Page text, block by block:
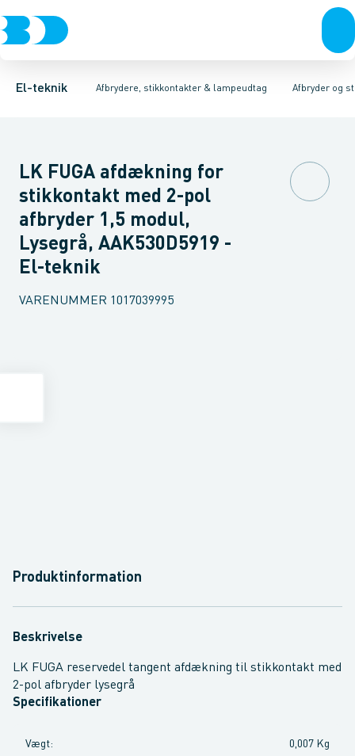
El-teknik Afbrydere, stikkontakter & lampeudtag
Afbrydere, stikkontakter & lampeudtagForgreningsmateriel
Afbryder og
Afbryder og stikdåsemateriel
Afbryder og stikkontakt kombinationInstallationsafbryder
LK FUGA afdækning for
stikkontakt med 2-pol
afbryder 1,5 modul,
Lysegrå, AAK530D5919 -
El-teknik
VARENUMMER 1017039995
Produktinformation
Beskrivelse
LK FUGA reservedel tangent afdækning til stikkontakt med
2-pol afbryder lysegrå
Specifikationer
Vægt: 0,007 Kg